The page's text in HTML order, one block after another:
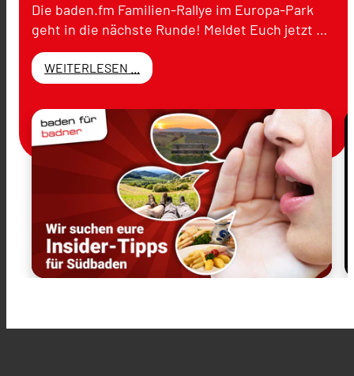
Die baden.fm Familien-Rallye im Europa-Park
geht in die nächste Runde! Meldet Euch jetzt …
WEITERLESEN ...